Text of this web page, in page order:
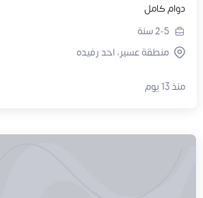
دوام كامل
2-5سنة
منطقة عسير، احد رفيده
منذ 13 يوم